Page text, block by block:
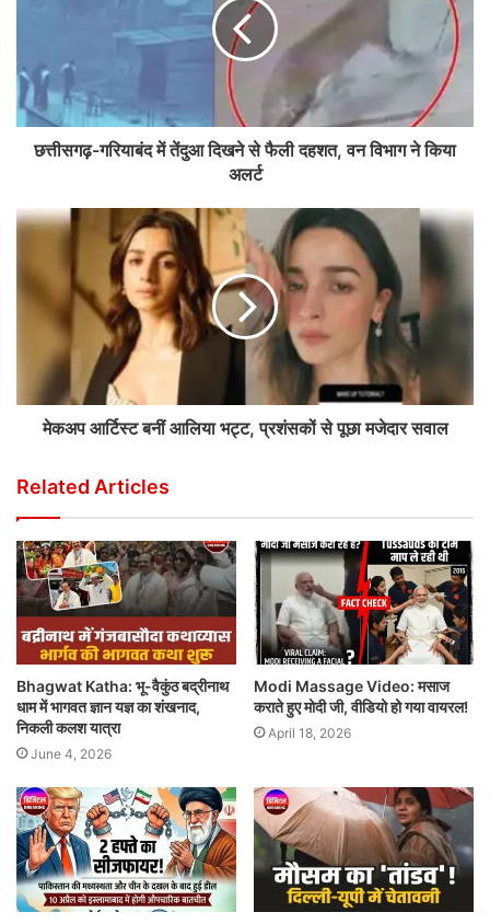
छत्तीसगढ़-गरियाबंद में तेंदुआ दिखने से फैली दहशत, वन विभाग ने किया
अलर्ट
मेकअप आर्टिस्ट बनीं आलिया भट्ट, प्रशंसकों से पूछा मजेदार सवाल
Related Articles
Bhagwat Katha: भू-वैकुंठ बद्रीनाथ
धाम में भागवत ज्ञान यज्ञ का शंखनाद,
निकली कलश यात्रा
June 4, 2026
Modi Massage Video: मसाज
कराते हुए मोदी जी, वीडियो हो गया वायरल!
April 18, 2026